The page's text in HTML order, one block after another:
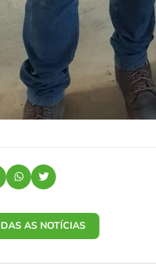
AS NOTÍCIAS